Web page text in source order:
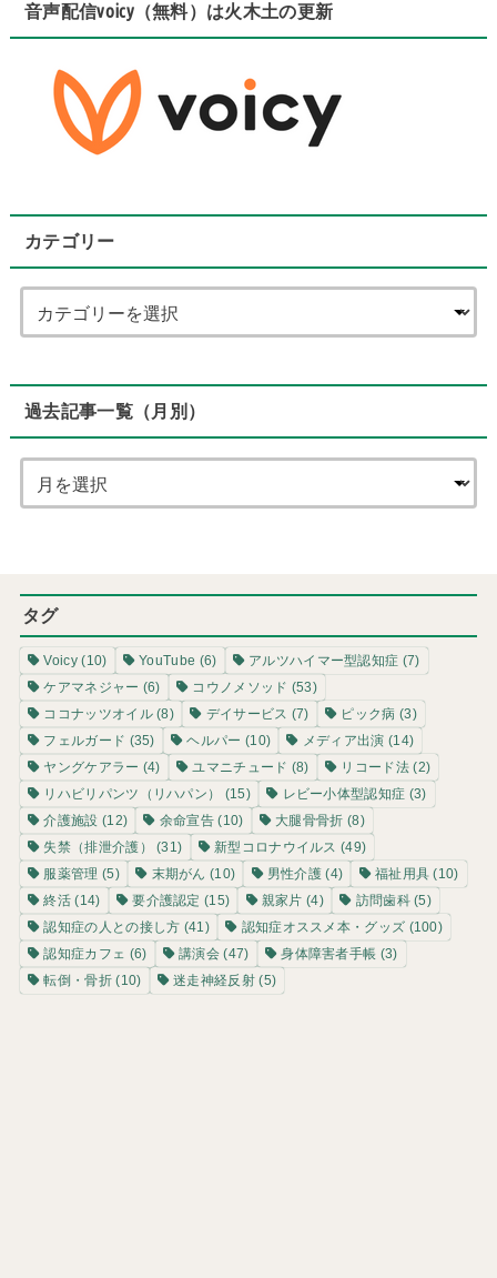
音声配信voicy（無料）は火木土の更新
カテゴリー
過去記事一覧（月別）
タグ
Voicy(10) YouTube (6) アルツハイマー型認知症 (7)
ケアマネジャー (6) コウノメソッド (53)
ココナッツオイル(8) デイサービス (7) ピック病 (3)
フェルガード (35) ヘルパー (10) メディア出演 (14)
ヤングケアラー (4) ユマニチュード (8) リコード法(2)
リハビリパンツ（リハパン）
(15) レビー小体型認知症 (3)
介護施設 (12) 余命宣告 (10) 大腿骨骨折 (8)
失禁（排泄介護）
(31) 新型コロナウイルス (49)
服薬管理 (5) 末期がん (10) 男性介護 (4) 福祉用具 (10)
終活 (14) 要介護認定 (15) 親家片 (4) 訪問歯科(5)
認知症の人との接し方 (41) 認知症オススメ本・グッズ (100)
認知症カフェ (6) 講演会 (47) 身体障害者手帳 (3)
転倒・骨折(10) 迷走神経反射(5)